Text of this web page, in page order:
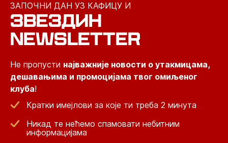
ЗАПОЧНИ ДАН УЗ КАФИЦУ И
ЗВЕЗДИН
NEWSLETTER
Не пропусти најважније новости о утакмицама,
дешавањима и промоцијама твог омиљеног
клуба!
Кратки имејлови за које ти треба 2 минута
Никад те нећемо спамовати небитним
информацијама